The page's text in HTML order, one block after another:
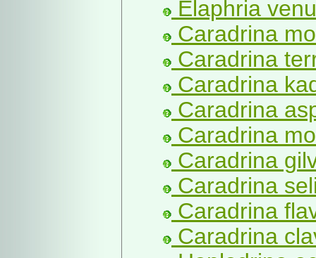
Elaphria
Caradrina
Caradrina
Caradrina
Caradrina
Caradrina
Caradrina
Caradrina
Caradrina
Caradrina